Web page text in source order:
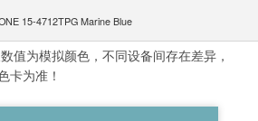
15-4712TPG Marine Blue
值为模拟颜色，不同设备间存在差异，
卡为准！